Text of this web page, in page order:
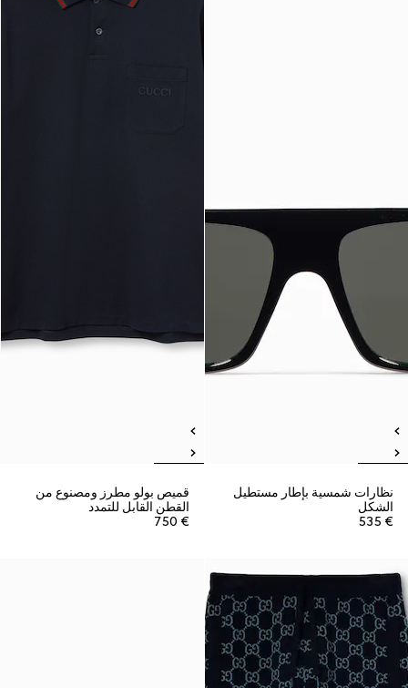
نظارات شمسية بإطار مستطيل
الشكل
€ 535
قميص بولو مطرز ومصنوع من
القطن القابل للتمدد
€ 750